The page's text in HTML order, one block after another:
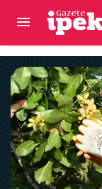
Geçim
ağırlaşıyor